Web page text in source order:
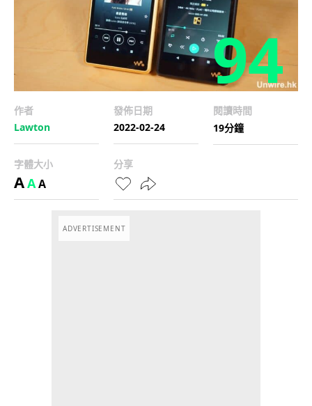
94
作者
Lawton
發佈日期
2022-02-24
閱讀時間
19分鐘
字體大小
AAA
分享
ADVERTISEMENT